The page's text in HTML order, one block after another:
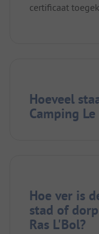
certificaat
Hoeveel
Camping Le
Hoe ver is
stad of
Ras L'Bol?